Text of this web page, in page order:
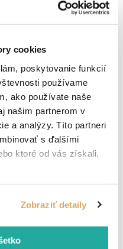
cookies
poskytovanie funkcií
používame
ako používate naše
našim partnerom v
a analýzy. Títo partneri
s ďalšími
ktoré od vás získali,
Zobraziť detaily
Pridané pred 6 dňami